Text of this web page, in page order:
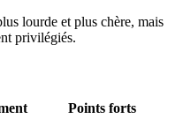
lourde et plus chère, mais
privilégiés.
Points forts